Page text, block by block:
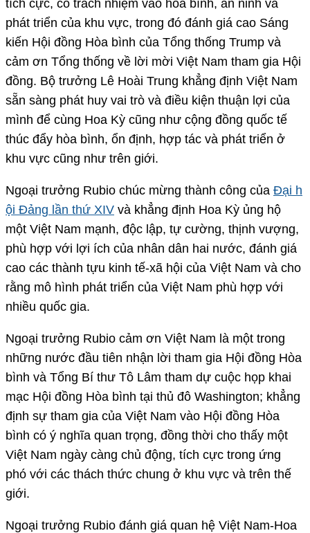
tích cực, có trách nhiệm vào hòa bình, an ninh và
phát triển của khu vực, trong đó đánh giá cao Sáng
kiến Hội đồng Hòa bình của Tổng thống Trump và
cảm ơn Tổng thống về lời mời Việt Nam tham gia Hội
đồng. Bộ trưởng Lê Hoài Trung khẳng định Việt Nam
sẵn sàng phát huy vai trò và điều kiện thuận lợi của
mình để cùng Hoa Kỳ cũng như cộng đồng quốc tế
thúc đẩy hòa bình, ổn định, hợp tác và phát triển ở
khu vực cũng như trên giới.
Ngoại trưởng Rubio chúc mừng thành công của Đại h
ội Đảng lần thứ XIV và khẳng định Hoa Kỳ ủng hộ
một Việt Nam mạnh, độc lập, tự cường, thịnh vượng,
phù hợp với lợi ích của nhân dân hai nước, đánh giá
cao các thành tựu kinh tế-xã hội của Việt Nam và cho
rằng mô hình phát triển của Việt Nam phù hợp với
nhiều quốc gia.
Ngoại trưởng Rubio cảm ơn Việt Nam là một trong
những nước đầu tiên nhận lời tham gia Hội đồng Hòa
bình và Tổng Bí thư Tô Lâm tham dự cuộc họp khai
mạc Hội đồng Hòa bình tại thủ đô Washington; khẳng
định sự tham gia của Việt Nam vào Hội đồng Hòa
bình có ý nghĩa quan trọng, đồng thời cho thấy một
Việt Nam ngày càng chủ động, tích cực trong ứng
phó với các thách thức chung ở khu vực và trên thế
giới.
Ngoại trưởng Rubio đánh giá quan hệ Việt Nam-Hoa